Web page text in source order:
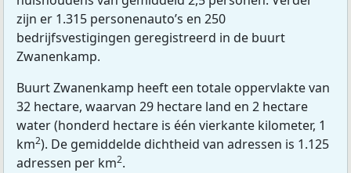
zijn er 1.315 personenauto’s en 250
bedrijfsvestigingen geregistreerd in de buurt
Zwanenkamp.
Buurt Zwanenkamp heeft een totale oppervlakte van
32 hectare, waarvan 29 hectare land en 2 hectare
water (honderd hectare is één vierkante kilometer, 1
km2). De gemiddelde dichtheid van adressen is 1.125
adressen per km2.